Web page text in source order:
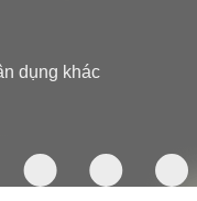
dụng khác